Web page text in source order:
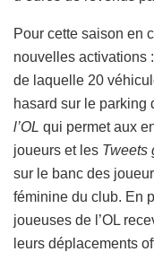
Pour cette saison en
nouvelles activations
de laquelle 20
hasard sur le parking
l’OL qui permet aux
joueurs et les Tweets
sur le banc des
féminine du club. En
joueuses de l’OL
leurs déplacements